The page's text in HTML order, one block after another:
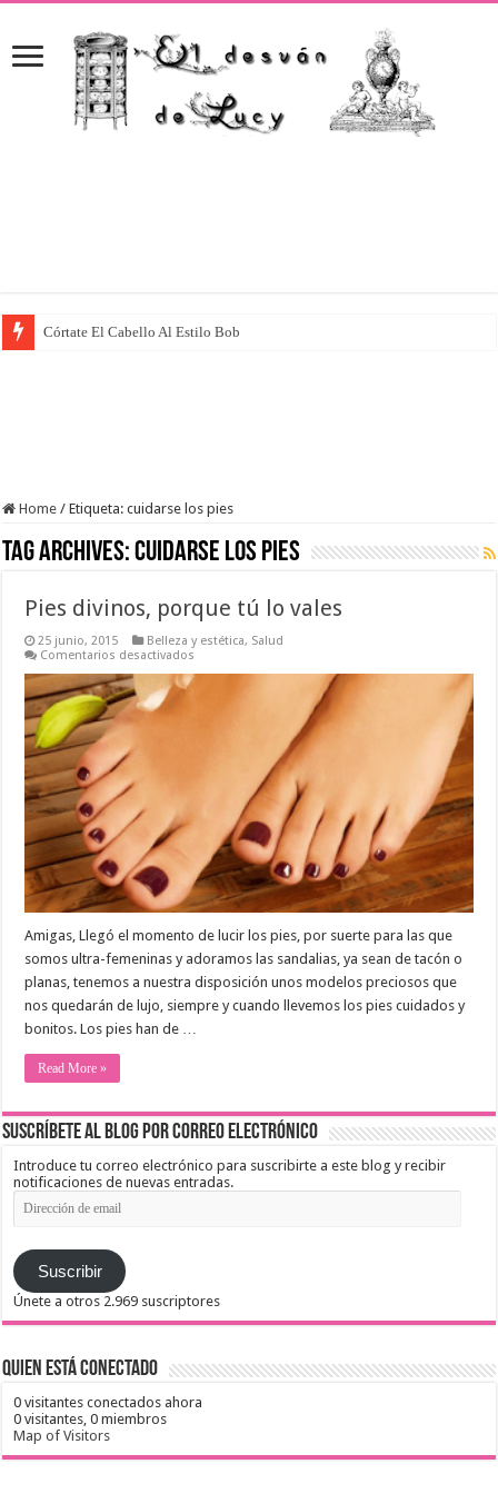
Córtate El Cabello Al Estilo Bob
Home / Etiqueta:cuidarse los pies
Tag Archives:cuidarse los pies
Pies divinos, porque tú lo vales
25 junio, 2015 Belleza y estética, Salud
Comentarios desactivados
divinos,
Amigas, Llegó el momento de lucir los pies, por suerte para las que
somos ultra-femeninas y adoramos las sandalias, ya sean de tacón o
planas, tenemos a nuestra disposición unos modelos preciosos que
nos quedarán de lujo, siempre y cuando llevemos los pies cuidados y
bonitos. Los pies han de …
Read More »
Suscríbete al blog por correo electrónico
Introduce tu correo electrónico para suscribirte a este blog y recibir
notificaciones de nuevas entradas.
Dirección
de
Suscribir
Únete a otros 2.969 suscriptores
Quien está conectado
0 visitantes conectados ahora
0 visitantes, 0 miembros
Map of Visitors